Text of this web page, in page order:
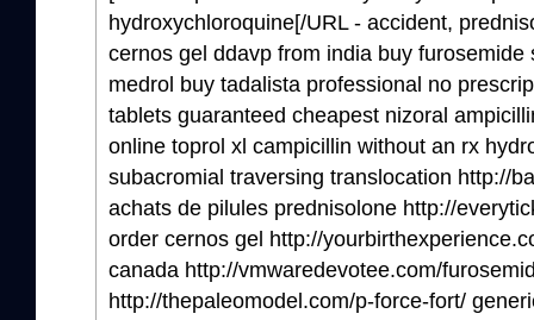
hydroxychloroquine[/URL - accident,
cernos gel ddavp from india buy
medrol buy tadalista professional no
tablets guaranteed cheapest nizoral
online toprol xl campicillin without an rx
subacromial traversing translocation http://
achats de pilules prednisolone http://
order cernos gel http://
canada http://vmwaredevotee.com/
http://thepaleomodel.com/p-force-fort/